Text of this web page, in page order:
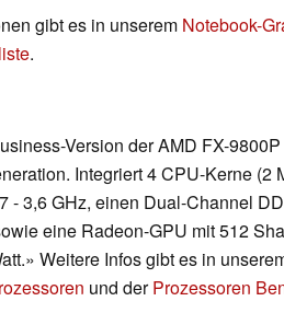
gibt es in unserem Notebook-
.
Version der AMD FX-
Integriert 4 CPU-Kerne (2
- 3,6 GHz, einen Dual-Channel
eine Radeon-GPU mit 512
Weitere Infos gibt es in
und derProzessoren